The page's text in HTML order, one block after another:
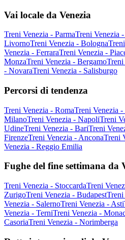
Vai locale da Venezia
Treni Venezia - ParmaTreni Venezia
LivornoTreni Venezia - Bologna
Venezia - FerraraTreni Venezia -
MonzaTreni Venezia - BergamoTreni
- NovaraTreni Venezia - Salisburgo
Percorsi di tendenza
Treni Venezia - RomaTreni Venezia
MilanoTreni Venezia - NapoliTreni
UdineTreni Venezia - BariTreni
FirenzeTreni Venezia - AnconaTreni
Venezia - Reggio Emilia
Fughe del fine settimana da
Treni Venezia - StoccardaTreni
ZurigoTreni Venezia - BudapestTreni
Venezia - SalernoTreni Venezia - Asti
Venezia - TerniTreni Venezia -
CasoriaTreni Venezia - Norimberga